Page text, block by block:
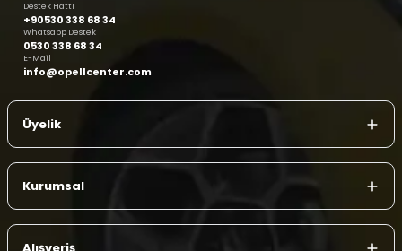
Destek Hattı
+90530 338 68 34
Whatsapp Destek
0530 338 68 34
E-Mail
info@opellcenter.com
Üyelik
Kurumsal